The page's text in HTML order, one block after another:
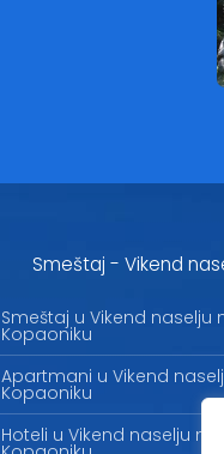
Smeštaj - Vikend
Smeštaj u Vikend naselju
Kopaoniku
Apartmani u Vikend
Kopaoniku
Hoteli u Vikend naselju na